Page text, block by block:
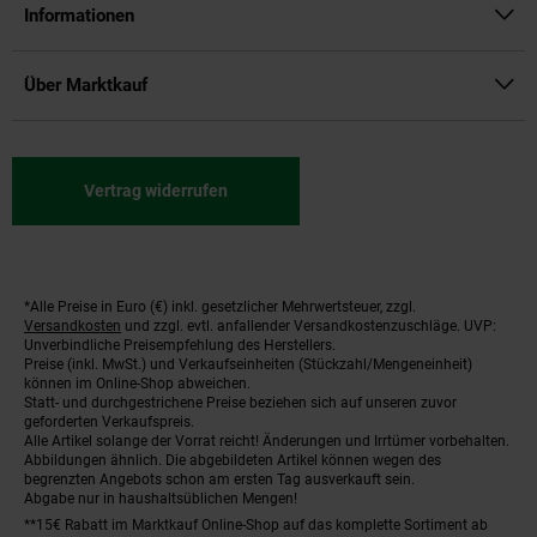
Informationen
Über Marktkauf
Vertrag widerrufen
Fußnoten
*Alle Preise in Euro (€) inkl. gesetzlicher Mehrwertsteuer, zzgl.
Versandkosten und zzgl. evtl. anfallender Versandkostenzuschläge. UVP:
Unverbindliche Preisempfehlung des Herstellers.
Preise (inkl. MwSt.) und Verkaufseinheiten (Stückzahl/Mengeneinheit)
können im Online-Shop abweichen.
Statt- und durchgestrichene Preise beziehen sich auf unseren zuvor
geforderten Verkaufspreis.
Alle Artikel solange der Vorrat reicht! Änderungen und Irrtümer vorbehalten.
Abbildungen ähnlich. Die abgebildeten Artikel können wegen des
begrenzten Angebots schon am ersten Tag ausverkauft sein.
Abgabe nur in haushaltsüblichen Mengen!
**15€ Rabatt im Marktkauf Online-Shop auf das komplette Sortiment ab